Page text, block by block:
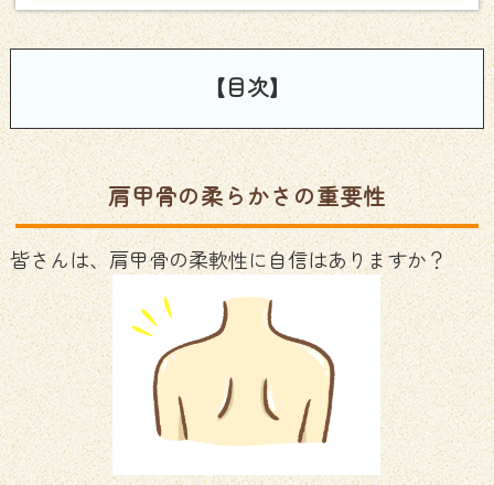
【目次】
肩甲骨の柔らかさの重要性
皆さんは、肩甲骨の柔軟性に自信はありますか？